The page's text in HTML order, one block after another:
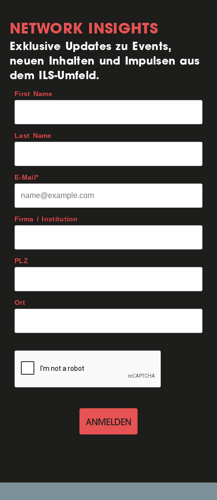
NETWORK INSIGHTS
Exklusive Updates zu Events,
neuen Inhalten und Impulsen aus
dem ILS-Umfeld.
First Name
Last Name
E-Mail*
Firma / Institution
PLZ
Ort
ANMELDEN